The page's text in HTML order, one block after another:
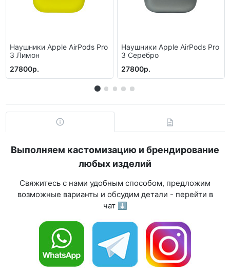
Наушники Apple AirPods Pro
3 Лимон
27800р.
Наушники Apple AirPods Pro
3 Серебро
27800р.
Выполняем кастомизацию и брендирование
любых изделий
Свяжитесь с нами удобным способом, предложим
возможные варианты и обсудим детали - перейти в
чат ⬇